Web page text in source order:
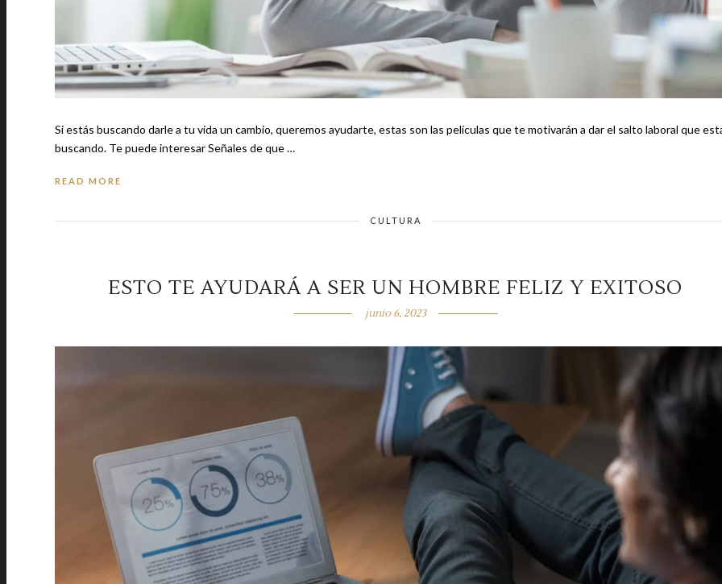
Si estás buscando darle a tu vida un cambio, queremos ayudarte, estas son las películas que te motivarán a dar el salto laboral que
buscando. Te puede interesar Señales de que …
READ MORE
CULTURA
ESTO TE AYUDARÁ A SER UN HOMBRE FELIZ Y EXITOSO
junio 6, 2023